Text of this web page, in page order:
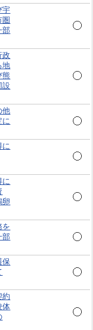
宇
部
政
地
熊
設
他
に
に
に
卵
を
部
保
約
体